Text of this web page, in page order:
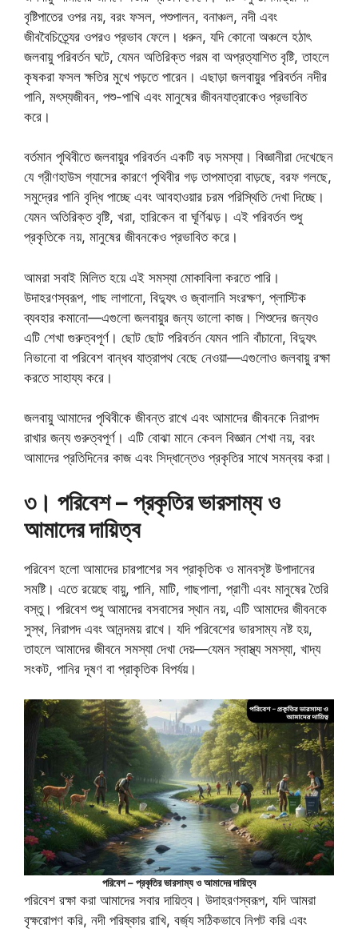
বৃষ্টিপাতের ওপর নয়, বরং ফসল, পশুপালন, বনাঞ্চল, নদী এবং
জীববৈচিত্র্যের ওপরও প্রভাব ফেলে। ধরুন, যদি কোনো অঞ্চলে হঠাৎ
জলবায়ু পরিবর্তন ঘটে, যেমন অতিরিক্ত গরম বা অপ্রত্যাশিত বৃষ্টি, তাহলে
কৃষকরা ফসল ক্ষতির মুখে পড়তে পারেন। এছাড়া জলবায়ুর পরিবর্তন নদীর
পানি, মৎস্যজীবন, পশু-পাখি এবং মানুষের জীবনযাত্রাকেও প্রভাবিত
করে।
বর্তমান পৃথিবীতে জলবায়ুর পরিবর্তন একটি বড় সমস্যা। বিজ্ঞানীরা দেখেছেন
যে গ্রীণহাউস গ্যাসের কারণে পৃথিবীর গড় তাপমাত্রা বাড়ছে, বরফ গলছে,
সমুদ্রের পানি বৃদ্ধি পাচ্ছে এবং আবহাওয়ার চরম পরিস্থিতি দেখা দিচ্ছে।
যেমন অতিরিক্ত বৃষ্টি, খরা, হারিকেন বা ঘূর্ণিঝড়। এই পরিবর্তন শুধু
প্রকৃতিকে নয়, মানুষের জীবনকেও প্রভাবিত করে।
আমরা সবাই মিলিত হয়ে এই সমস্যা মোকাবিলা করতে পারি।
উদাহরণস্বরূপ, গাছ লাগানো, বিদ্যুৎ ও জ্বালানি সংরক্ষণ, প্লাস্টিক
ব্যবহার কমানো—এগুলো জলবায়ুর জন্য ভালো কাজ। শিশুদের জন্যও
এটি শেখা গুরুত্বপূর্ণ। ছোট ছোট পরিবর্তন যেমন পানি বাঁচানো, বিদ্যুৎ
নিভানো বা পরিবেশ বান্ধব যাত্রাপথ বেছে নেওয়া—এগুলোও জলবায়ু রক্ষা
করতে সাহায্য করে।
জলবায়ু আমাদের পৃথিবীকে জীবন্ত রাখে এবং আমাদের জীবনকে নিরাপদ
রাখার জন্য গুরুত্বপূর্ণ। এটি বোঝা মানে কেবল বিজ্ঞান শেখা নয়, বরং
আমাদের প্রতিদিনের কাজ এবং সিদ্ধান্তেও প্রকৃতির সাথে সমন্বয় করা।
৩। পরিবেশ – প্রকৃতির ভারসাম্য ও
আমাদের দায়িত্ব
পরিবেশ হলো আমাদের চারপাশের সব প্রাকৃতিক ও মানবসৃষ্ট উপাদানের
সমষ্টি। এতে রয়েছে বায়ু, পানি, মাটি, গাছপালা, প্রাণী এবং মানুষের তৈরি
বস্তু। পরিবেশ শুধু আমাদের বসবাসের স্থান নয়, এটি আমাদের জীবনকে
সুস্থ, নিরাপদ এবং আনন্দময় রাখে। যদি পরিবেশের ভারসাম্য নষ্ট হয়,
তাহলে আমাদের জীবনে সমস্যা দেখা দেয়—যেমন স্বাস্থ্য সমস্যা, খাদ্য
সংকট, পানির দূষণ বা প্রাকৃতিক বিপর্যয়।
পরিবেশ – প্রকৃতির ভারসাম্য ও আমাদের দায়িত্ব
পরিবেশ রক্ষা করা আমাদের সবার দায়িত্ব। উদাহরণস্বরূপ, যদি আমরা
বৃক্ষরোপণ করি, নদী পরিষ্কার রাখি, বর্জ্য সঠিকভাবে নিপট করি এবং